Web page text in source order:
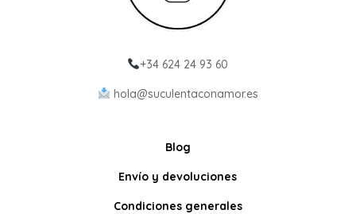
+34 624 24 93 60
hola@suculentaconamor.es
Blog
Envío y devoluciones
Condiciones generales